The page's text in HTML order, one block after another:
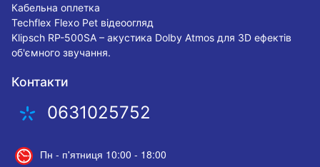
Кабельна оплетка
Techflex Flexo Pet відеоогляд
Klipsch RP-500SA – акустика Dolby Atmos для 3D ефектів
об'ємного звучання.
Контакти
0631025752
Пн - п'ятниця 10:00 - 18:00